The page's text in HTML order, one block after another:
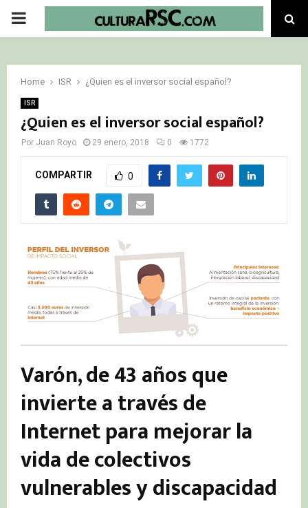
PRIMARY
Home ISR ¿Quien es el inversor social español?
ISR
¿Quien es el inversor social español?
Por Juan Royo 29 enero, 2018 0 1772
COMPARTIR 0
Varón, de 43 años que
invierte a través de
Internet para mejorar la
vida de colectivos
vulnerables y discapacidad